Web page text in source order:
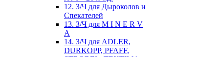
12. З/Ч для Дыроколов и
Спекателей
13. З/Ч для M I N E R V
A
14. З/Ч для ADLER,
DURKOPP, PFAFF,